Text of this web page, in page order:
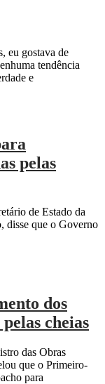
eu gostava de
tendência
e
pelas
de Estado da
disse que o Governo
dos
cheias
das Obras
que o Primeiro-
para